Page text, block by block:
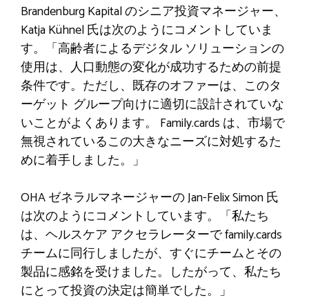
Brandenburg Kapital のシニア投資マネージャー、
Katja Kühnel 氏は次のようにコメントしていま
す。「高齢者によるデジタル ソリューションの
使用は、人口動態の変化が成功するための前提
条件です。ただし、既存のオファーは、このタ
ーゲット グループ向けに適切に設計されていな
いことがよくあります。 Family.cards は、市場で
無視されているこの大きなニーズに対処するた
めに着手しました。」
OHA ゼネラルマネージャーの Jan-Felix Simon 氏
は次のようにコメントしています。「私たち
は、ヘルスケア アクセラレーターで family.cards
チームに同行しましたが、すぐにチームとその
製品に感銘を受けました。したがって、私たち
にとって投資の決定は簡単でした。」